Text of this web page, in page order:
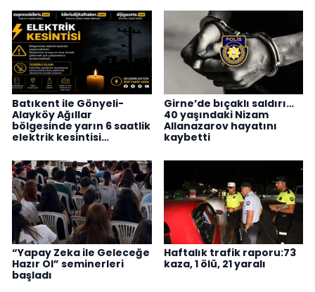
Batıkent ile Gönyeli-
Alayköy Ağıllar
bölgesinde yarın 6 saatlik
elektrik kesintisi…
Girne’de bıçaklı saldırı…
40 yaşındaki Nizam
Allanazarov hayatını
kaybetti
“Yapay Zeka ile Geleceğe
Hazır Ol” seminerleri
başladı
Haftalık trafik raporu:73
kaza, 1 ölü, 21 yaralı